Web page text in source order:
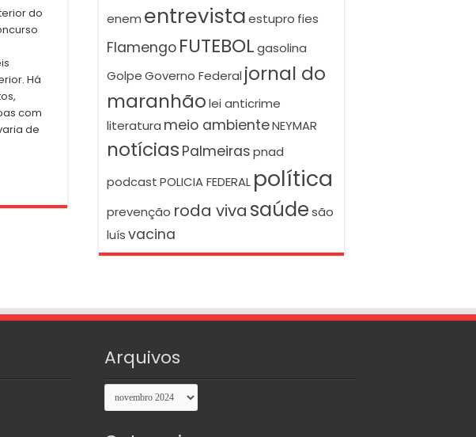
do
Há
com
de
enem entrevistaestupro fies
Flamengo FUTEBOLgasolina
GolpeGoverno Federal jornal do
maranhãolei anticrime
literatura meio ambienteNEYMAR
notícias Palmeiraspnad
podcastPOLICIA FEDERAL política
prevenção roda viva saúdesão
luísvacina
Arquivos
Arquivos